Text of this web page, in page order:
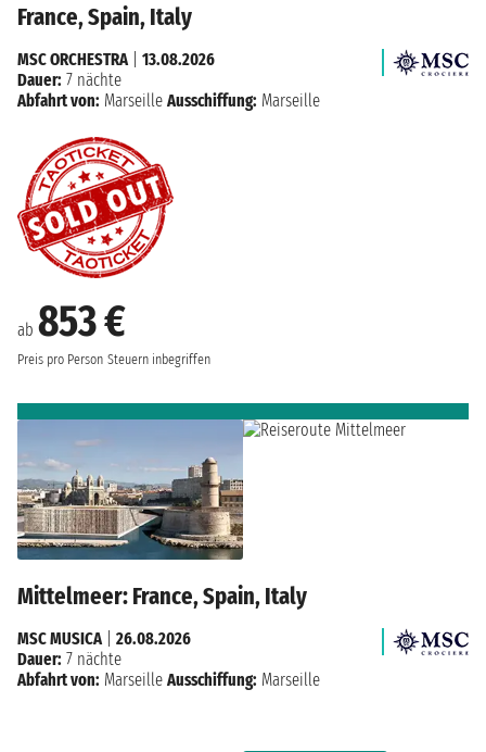
France, Spain, Italy
ab 853 €
Preis pro Person Steuern inbegriffen
MSC ORCHESTRA| 13.08.2026
Dauer: 7 nächte
Abfahrt von: Marseille Ausschiffung: Marseille
Mittelmeer: France, Spain, Italy
MSC MUSICA| 26.08.2026
Dauer: 7 nächte
Abfahrt von: Marseille Ausschiffung: Marseille